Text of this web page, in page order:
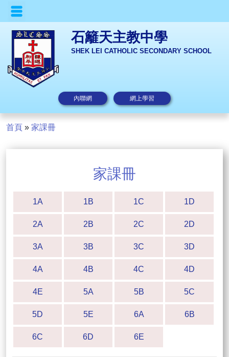
石籬天主教中學
SHEK LEI CATHOLIC SECONDARY SCHOOL
內聯網 網上學習
首頁 » 家課冊
家課冊
1A 1B 1C 1D
2A 2B 2C 2D
3A 3B 3C 3D
4A 4B 4C 4D
4E 5A 5B 5C
5D 5E 6A 6B
6C 6D 6E